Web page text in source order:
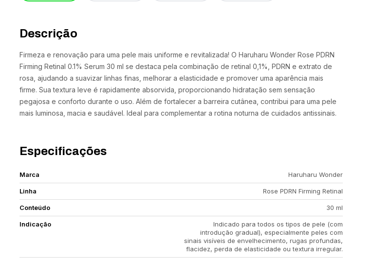
Descrição
Firmeza e renovação para uma pele mais uniforme e revitalizada! O Haruharu Wonder Rose PDRN
Firming Retinal 0.1% Serum 30 ml se destaca pela combinação de retinal 0,1%, PDRN e extrato de
rosa, ajudando a suavizar linhas finas, melhorar a elasticidade e promover uma aparência mais
firme. Sua textura leve é rapidamente absorvida, proporcionando hidratação sem sensação
pegajosa e conforto durante o uso. Além de fortalecer a barreira cutânea, contribui para uma pele
mais luminosa, macia e saudável. Ideal para complementar a rotina noturna de cuidados antissinais.
Especificações
Marca Haruharu Wonder
Linha Rose PDRN Firming Retinal
Conteúdo 30 ml
Indicação
Indicado para todos os tipos de pele (com
introdução gradual), especialmente peles com
sinais visíveis de envelhecimento, rugas profundas,
flacidez, perda de elasticidade ou textura irregular.